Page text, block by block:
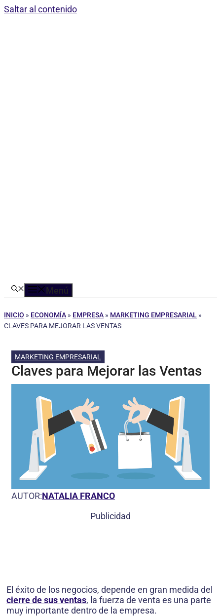
Saltar al contenido
Menú
INICIO » ECONOMÍA » EMPRESA » MARKETING EMPRESARIAL »
CLAVES PARA MEJORAR LAS VENTAS
MARKETING EMPRESARIAL
Claves para Mejorar las Ventas
AUTOR:NATALIA FRANCO
Publicidad
El éxito de los negocios, depende en gran medida del
cierre de sus ventas, la fuerza de venta es una parte
muy importante dentro de la empresa.